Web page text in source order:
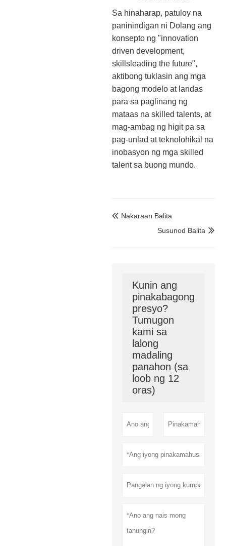
Sa hinaharap, patuloy na
paninindigan ni Dolang ang
konsepto ng "innovation
driven development,
skillsleading the future",
aktibong tuklasin ang mga
bagong modelo at landas
para sa paglinang ng
mataas na skilled talents, at
mag-ambag ng higit pa sa
pag-unlad at teknolohikal na
inobasyon ng mga skilled
talent sa buong mundo.
 Nakaraan Balita

Susunod Balita
Kunin ang
pinakabagong
presyo?
Tumugon
kami sa
lalong
madaling
panahon (sa
loob ng 12
oras)